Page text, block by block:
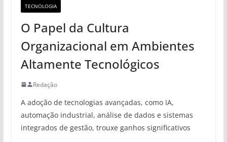
TECNOLOGIA
O Papel da Cultura
Organizacional em Ambientes
Altamente Tecnológicos
Redação
A adoção de tecnologias avançadas, como IA,
automação industrial, análise de dados e sistemas
integrados de gestão, trouxe ganhos significativos